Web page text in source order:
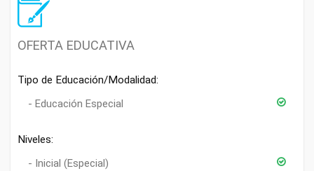
OFERTA EDUCATIVA
Tipo de Educación/Modalidad:
Educación Especial
Niveles:
Inicial (Especial)